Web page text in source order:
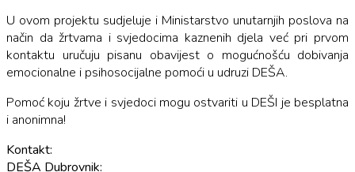
U ovom projektu sudjeluje i Ministarstvo unutarnjih poslova na
način da žrtvama i svjedocima kaznenih djela već pri prvom
kontaktu uručuju pisanu obavijest o mogućnošću dobivanja
emocionalne i psihosocijalne pomoći u udruzi DEŠA.
Pomoć koju žrtve i svjedoci mogu ostvariti u DEŠI je besplatna
i anonimna!
Kontakt:
DEŠA Dubrovnik: